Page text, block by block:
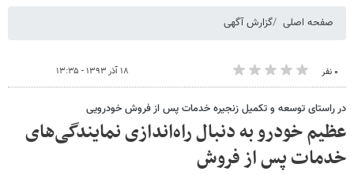
صفحه اصلی گزارش آگهی
۰ نفر ۱۸ آذر ۱۳۹۳ - ۱۳:۳۵
در راستای توسعه و تکمیل زنجیره خدمات پس از فروش خودرویی
عظیم خودرو به دنبال راه‌اندازی نمایندگی‌های
خدمات پس از فروش